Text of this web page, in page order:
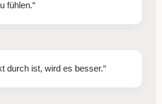
fühlen.“
durch ist, wird es besser.“